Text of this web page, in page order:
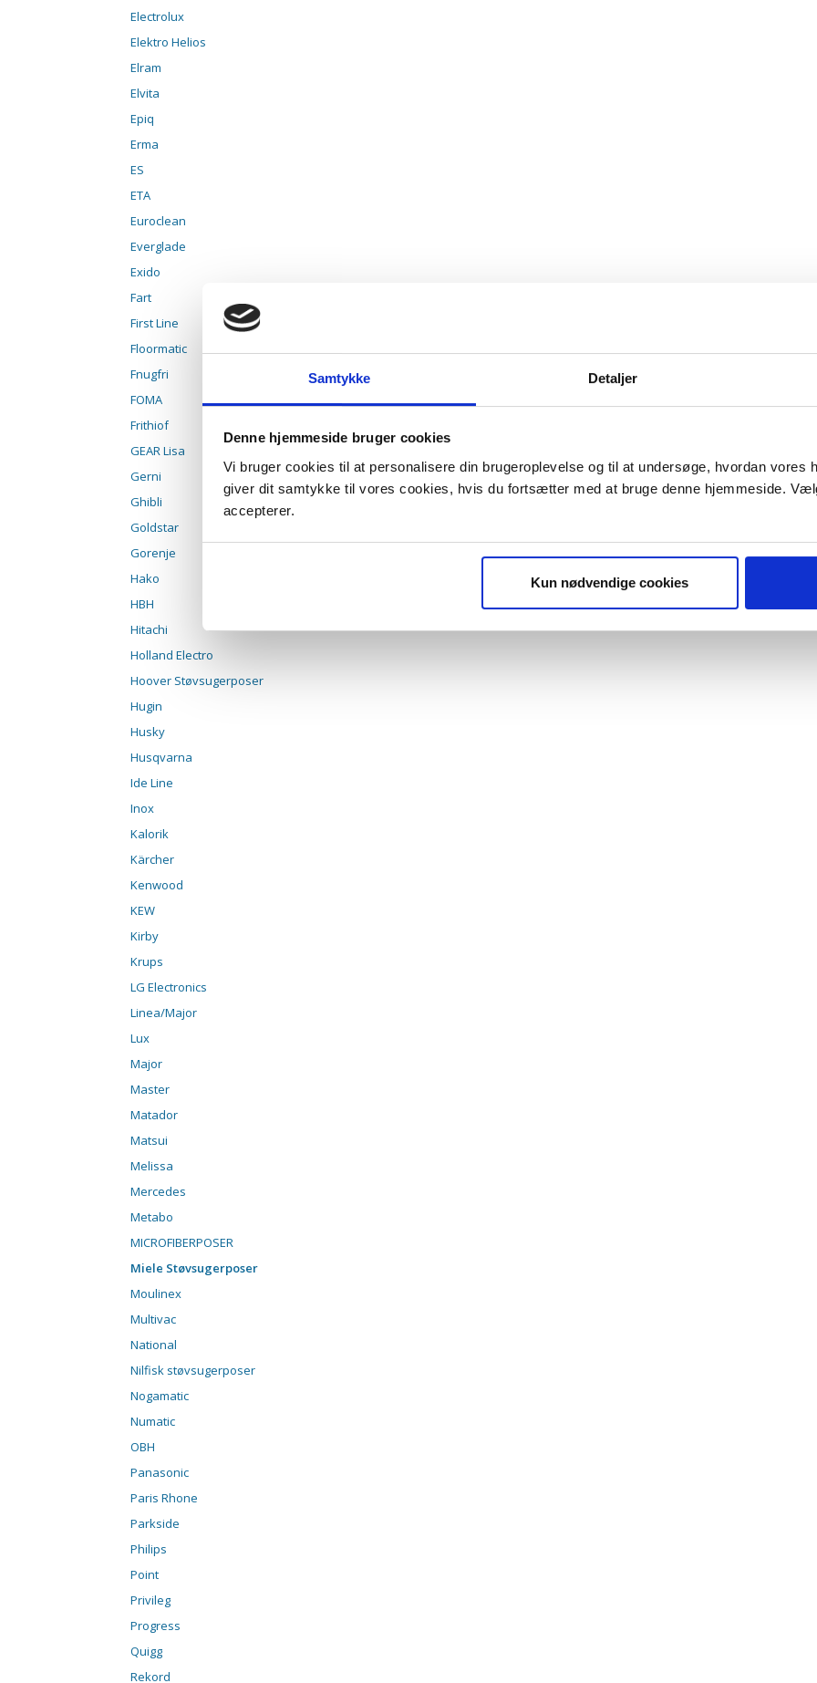
Samtykke Detaljer
Denne hjemmeside bruger cookies
Vi bruger cookies til at personalisere din brugeroplevelse og til at undersøge, hvordan vores
giver dit samtykke til vores cookies, hvis du fortsætter med at bruge denne hjemmeside.
accepterer.
Kun nødvendige cookies
Electrolux
Elektro Helios
Elram
Elvita
Epiq
Erma
ES
ETA
Euroclean
Everglade
Exido
Fart
First Line
Floormatic
Fnugfri
FOMA
Frithiof
GEAR Lisa
Gerni
Ghibli
Goldstar
Gorenje
Hako
HBH
Hitachi
Holland Electro
Hoover Støvsugerposer
Hugin
Husky
Husqvarna
Ide Line
Inox
Kalorik
Kärcher
Kenwood
KEW
Kirby
Krups
LG Electronics
Linea/Major
Lux
Major
Master
Matador
Matsui
Melissa
Mercedes
Metabo
MICROFIBERPOSER
Miele Støvsugerposer
Moulinex
Multivac
National
Nilfisk støvsugerposer
Nogamatic
Numatic
OBH
Panasonic
Paris Rhone
Parkside
Philips
Point
Privileg
Progress
Quigg
Rekord